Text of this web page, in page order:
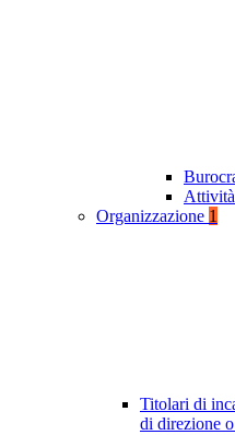
Organizzazione 1
Titolari di
di direzione